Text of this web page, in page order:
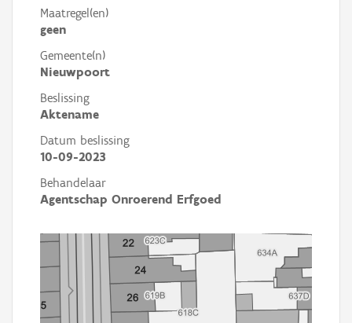
Maatregel(en)
geen
Gemeente(n)
Nieuwpoort
Beslissing
Aktename
Datum beslissing
10-09-2023
Behandelaar
Agentschap Onroerend Erfgoed